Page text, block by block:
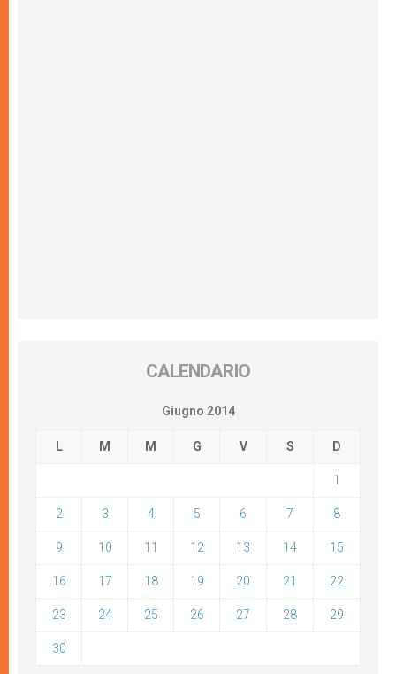
CALENDARIO
Giugno 2014
L M M G V S D
1
2 3 4 5 6 7 8
9 10 11 12 13 14 15
16 17 18 19 20 21 22
23 24 25 26 27 28 29
30